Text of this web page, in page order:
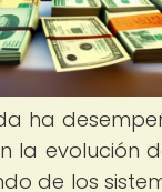
ha
la evolución
de los